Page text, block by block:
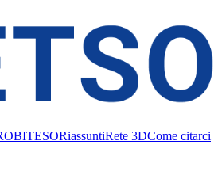
BITESORiassuntiRete 3DCome citarci